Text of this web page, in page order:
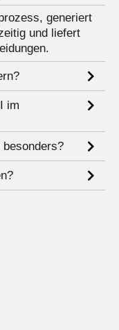
generiert
und liefert
im